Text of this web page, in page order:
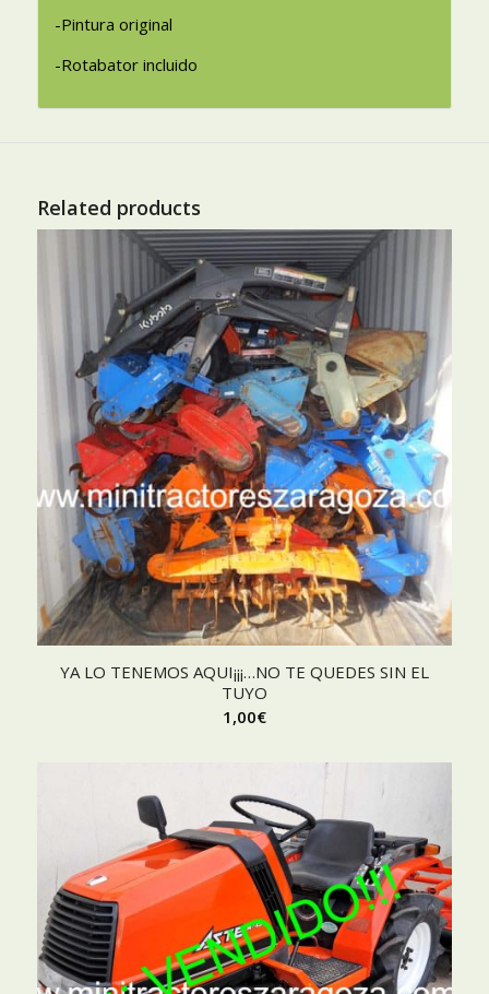
-Pintura original
-Rotabator incluido
Related products
YA LO TENEMOS AQUI¡¡¡…NO TE QUEDES SIN EL
TUYO
1,00€